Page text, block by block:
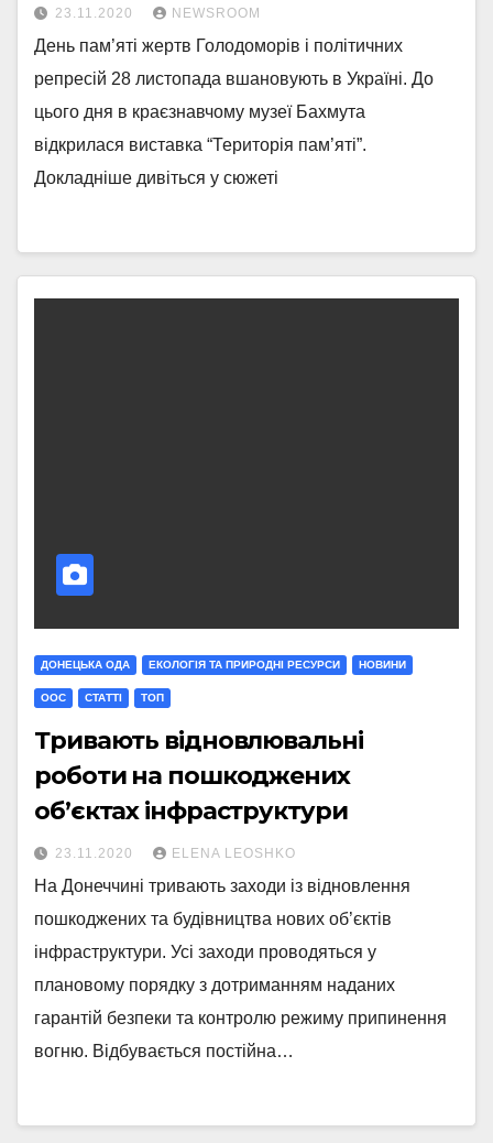
23.11.2020 NEWSROOM
День пам’яті жертв Голодоморів і політичних
репресій 28 листопада вшановують в Україні. До
цього дня в краєзнавчому музеї Бахмута
відкрилася виставка “Територія пам’яті”.
Докладніше дивіться у сюжеті
ДОНЕЦЬКА ОДА ЕКОЛОГІЯ ТА ПРИРОДНІ РЕСУРСИ НОВИНИ
ООС СТАТТI ТОП
Тривають відновлювальні
роботи на пошкоджених
об’єктах інфраструктури
23.11.2020 ELENA LEOSHKO
На Донеччині тривають заходи із відновлення
пошкоджених та будівництва нових об’єктів
інфраструктури. Усі заходи проводяться у
плановому порядку з дотриманням наданих
гарантій безпеки та контролю режиму припинення
вогню. Відбувається постійна…